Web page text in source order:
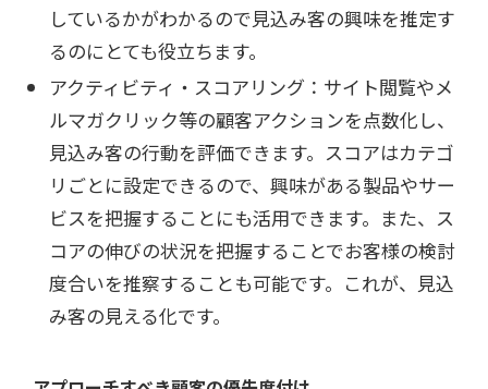
しているかがわかるので見込み客の興味を推定す
るのにとても役立ちます。
アクティビティ・スコアリング：サイト閲覧やメ
ルマガクリック等の顧客アクションを点数化し、
見込み客の行動を評価できます。スコアはカテゴ
リごとに設定できるので、興味がある製品やサー
ビスを把握することにも活用できます。また、ス
コアの伸びの状況を把握することでお客様の検討
度合いを推察することも可能です。これが、見込
み客の見える化です。